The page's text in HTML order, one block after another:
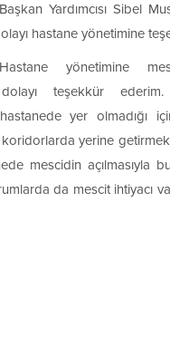
Yardımcısı Sibel
hastane yönetimine
yönetimine
dolayı teşekkür
hastanede yer olmadığı
yerine
mescidin
da mescit ihtiyacı